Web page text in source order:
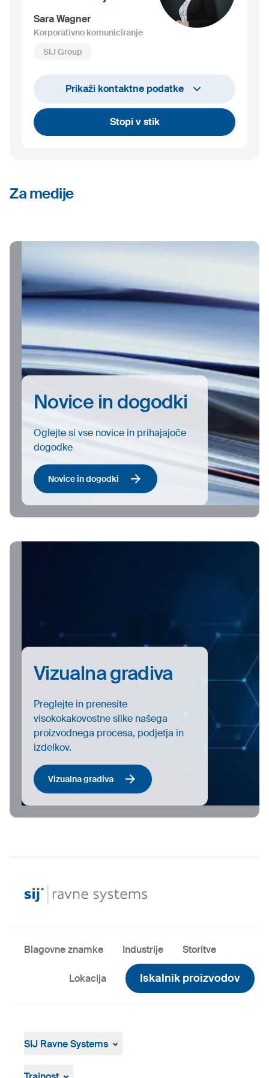
Sara Wagner
Korporativno komuniciranje
SIJ Group
+386 1 24 29 827
sara.wagner@sij.si
Prikaži kontaktne podatke
Stopi v stik
Za medije
Novice in dogodki
Oglejte si vse novice in prihajajoče
dogodke
Novice in dogodki
Vizualna gradiva
Preglejte in prenesite
visokokakovostne slike našega
proizvodnega procesa, podjetja in
izdelkov.
Vizualna gradiva
Blagovne znamke Industrije Storitve
Lokacija Iskalnik proizvodov
SIJ Ravne Systems
Skupina SIJ